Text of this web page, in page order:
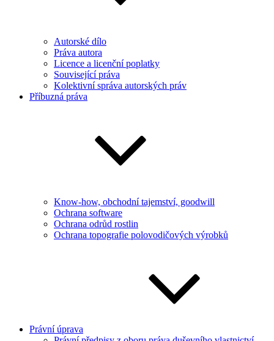
Autorské dílo
Práva autora
Licence a licenční poplatky
Související práva
Kolektivní správa autorských práv
Příbuzná práva
Know-how, obchodní tajemství, goodwill
Ochrana software
Ochrana odrůd rostlin
Ochrana topografie polovodičových výrobků
Právní úprava